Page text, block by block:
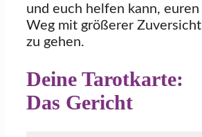
und euch helfen kann, euren
Weg mit größerer Zuversicht
zu gehen.
Deine Tarotkarte:
Das Gericht